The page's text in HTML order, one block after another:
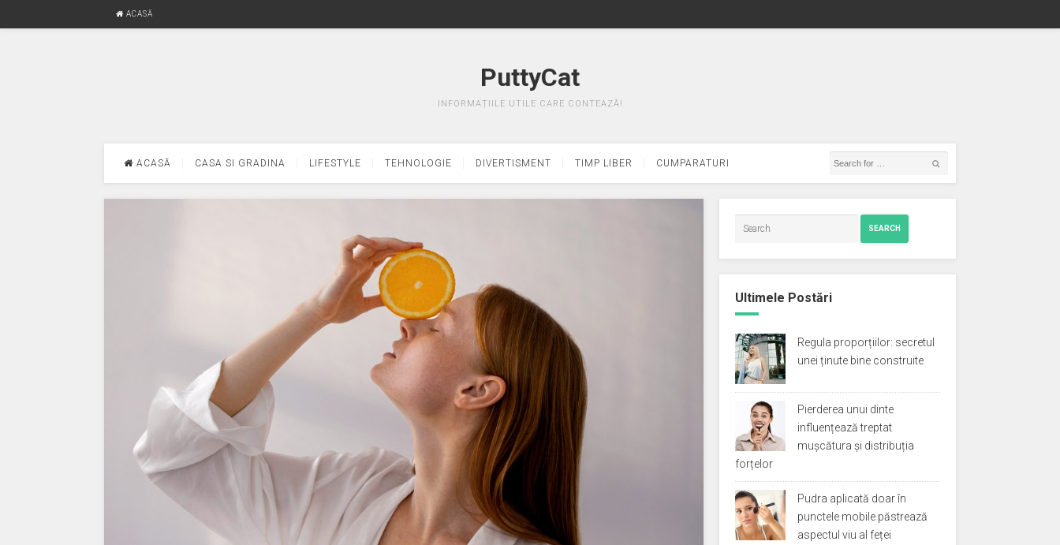
ACASĂ
PuttyCat
INFORMAȚIILE UTILE CARE CONTEAZĂ!
ACASĂ CASA SI GRADINA LIFESTYLE TEHNOLOGIE DIVERTISMENT TIMP LIBER CUMPARATURI
SEARCH
Ultimele Postări
Regula proporțiilor: secretul
unei ținute bine construite
Pierderea unui dinte
influențează treptat
mușcătura și distribuția
forțelor
Pudra aplicată doar în
punctele mobile păstrează
aspectul viu al feței